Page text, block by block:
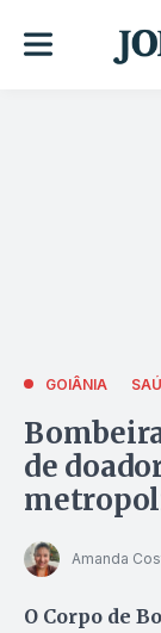
GOIÂNIA
de
Amanda
O Corpo de